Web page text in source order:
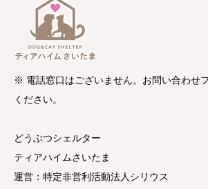
※ 電話窓口はございません。お問い合わせ
ください。
どうぶつシェルター
ティアハイムさいたま
運営：特定非営利活動法人シリウス